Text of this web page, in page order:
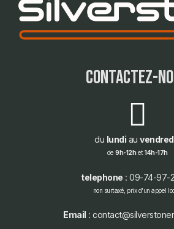
contactez-
du lundi au
de 9h-12het 14h-17h
telephone : 09-74-97-
non surtaxé, prix d'un appel
Email :